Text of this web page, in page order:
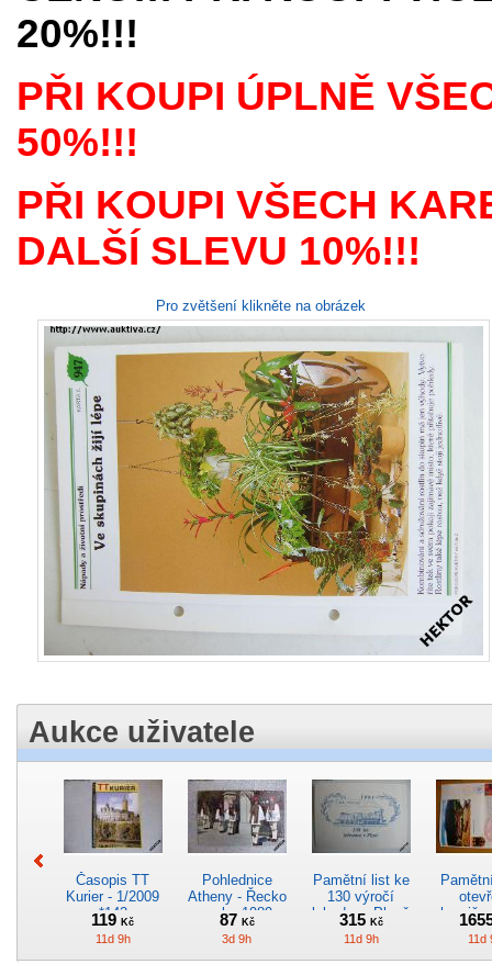
20%!!!
PŘI KOUPI ÚPLNĚ
50%!!!
PŘI KOUPI VŠECH
DALŠÍ SLEVU 10%!!!
Pro zvětšení klikněte na obrázek
Aukce uživatele
Časopis TT
Kurier - 1/2009
*142
119Kč
11d 9h
Pohlednice
Atheny - Řecko
z roku 1989.
Nová nepoužitá
*5019
87 Kč
3d 9h
Pamětní list ke
130 výročí
lokodepa Plzeň
*2963
315 Kč
11d 9h 11d